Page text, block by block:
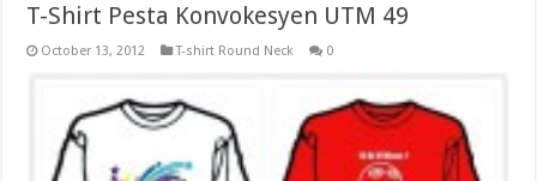
T-Shirt Pesta Konvokesyen UTM 49
October 13, 2012 T-shirt Round Neck 0